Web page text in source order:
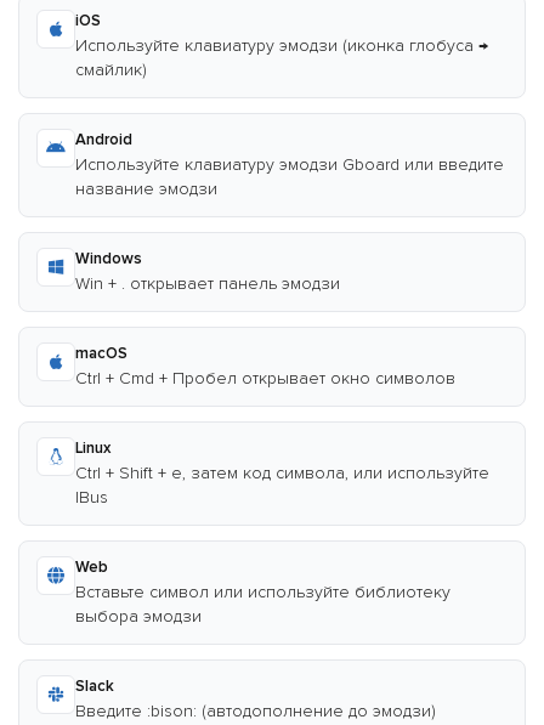
iOS
Используйте клавиатуру эмодзи (иконка глобуса →
смайлик)
Android
Используйте клавиатуру эмодзи Gboard или введите
название эмодзи
Windows
Win + . открывает панель эмодзи
macOS
Ctrl + Cmd + Пробел открывает окно символов
Linux
Ctrl + Shift + e, затем код символа, или используйте
IBus
Web
Вставьте символ или используйте библиотеку
выбора эмодзи
Slack
Введите :bison: (автодополнение до эмодзи)